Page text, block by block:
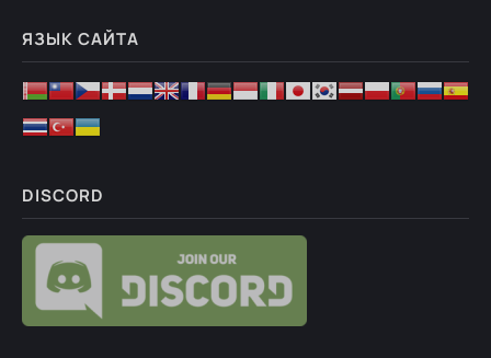
Рома :я только что заметил что у меня нет
кампании РОА это баг или нет?
Bad:Наверное выпил как всегда.
алек:у админа депрессия надо ему помочь
алек:спасибо...
Ghosteron:обновлю завтра.
алек: я тут 1 раз, ну вы извините конечно да дело
не благодарное
ЯЗЫК САЙТА
DISCORD